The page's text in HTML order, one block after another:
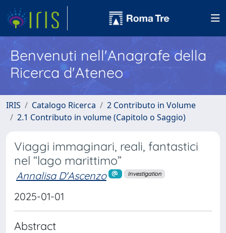
Benvenuti nell'Anagrafe della
Ricerca d'Ateneo
IRIS Catalogo Ricerca
2 Contributo in Volume
2.1 Contributo in volume (Capitolo o Saggio)
Viaggi immaginari, reali, fantastici
nel “lago marittimo”
Annalisa D'Ascenzo Investigation
2025-01-01
Abstract